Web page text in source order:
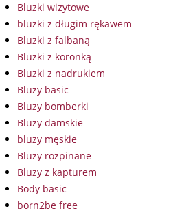
Bluzki wizytowe
bluzki z długim rękawem
Bluzki z falbaną
Bluzki z koronką
Bluzki z nadrukiem
Bluzy basic
Bluzy bomberki
Bluzy damskie
bluzy męskie
Bluzy rozpinane
Bluzy z kapturem
Body basic
born2be free